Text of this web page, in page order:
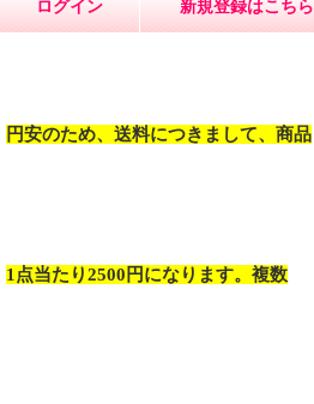
ログイン 新規登録はこちら
円安のため、送料につきまして、商品
1点当たり2500円になります。複数